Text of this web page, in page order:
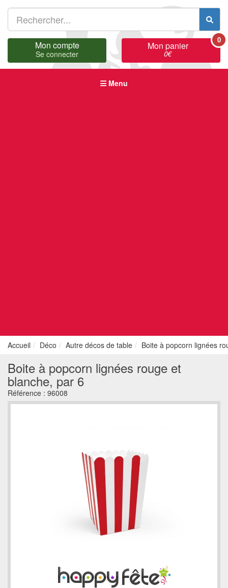
Mon compte
Se connecter
Mon panier
0€
0
Menu
Accueil Déco Autre décos de table Boite à popcorn lignées
Boite à popcorn lignées rouge et
blanche, par 6
Référence : 96008